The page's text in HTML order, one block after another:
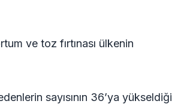
ve toz fırtınası ülkenin
sayısının 36’ya yükseldiği